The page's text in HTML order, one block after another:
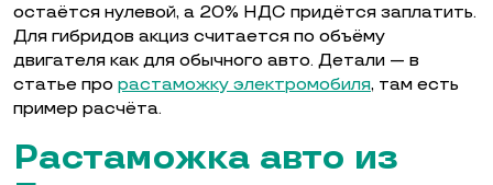
остаётся нулевой, а 20% НДС придётся заплатить.
Для гибридов акциз считается по объёму
двигателя как для обычного авто. Детали — в
статье про растаможку электромобиля, там есть
пример расчёта.
Растаможка авто из